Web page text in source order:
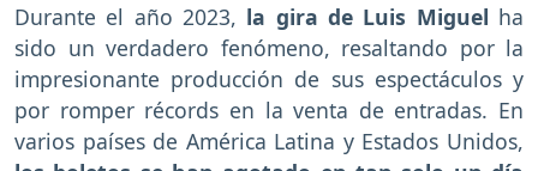
Durante el año 2023, la gira de Luis Miguel ha
sido un verdadero fenómeno, resaltando por la
impresionante producción de sus espectáculos y
por romper récords en la venta de entradas. En
varios países de América Latina y Estados Unidos,